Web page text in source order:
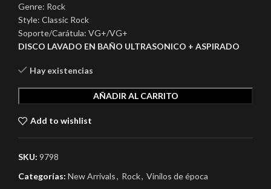
Genre: Rock
Style: Classic Rock
Soporte/Carátula: VG+/VG+
DISCO LAVADO EN BAÑO ULTRASONICO + ASPIRADO
Hay existencias
AÑADIR AL CARRITO
Add to wishlist
SKU: 9798
Categorías: New Arrivals, Rock, Vinilos de época